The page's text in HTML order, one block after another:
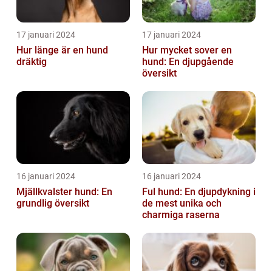
17 januari 2024
Hur länge är en hund
dräktig
17 januari 2024
Hur mycket sover en
hund: En djupgående
översikt
16 januari 2024
Mjällkvalster hund: En
grundlig översikt
16 januari 2024
Ful hund: En djupdykning i
de mest unika och
charmiga raserna